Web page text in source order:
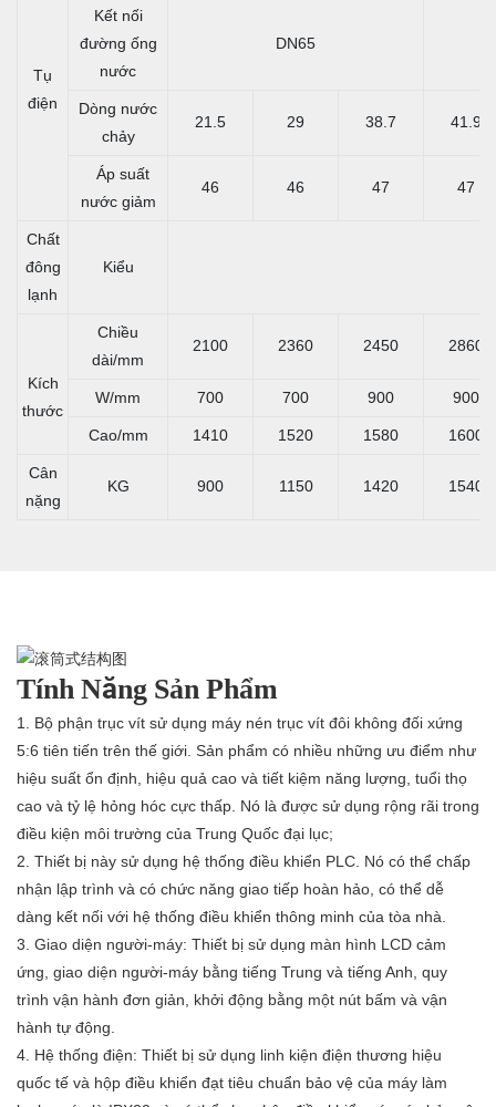
Tụ
điện
Kết nối
đường ống
nước
DN65
Dòng nước
chảy
21.5 29 38.7 41.9
Áp suất
nước giảm
46 46 47 47
Chất
đông
lạnh
Kiểu
Kích
thước
Chiều
dài/mm
2100 2360 2450 2860
W/mm 700 700 900 900
Cao/mm 1410 1520 1580 1600
Cân
nặng
KG 900 1150 1420 1540
Tính Năng Sản Phẩm
1. Bộ phận trục vít sử dụng máy nén trục vít đôi không đối xứng
5:6 tiên tiến trên thế giới. Sản phẩm có nhiều những ưu điểm như
hiệu suất ổn định, hiệu quả cao và tiết kiệm năng lượng, tuổi thọ
cao và tỷ lệ hỏng hóc cực thấp. Nó là được sử dụng rộng rãi trong
điều kiện môi trường của Trung Quốc đại lục;
2. Thiết bị này sử dụng hệ thống điều khiển PLC. Nó có thể chấp
nhận lập trình và có chức năng giao tiếp hoàn hảo, có thể dễ
dàng kết nối với hệ thống điều khiển thông minh của tòa nhà.
3. Giao diện người-máy: Thiết bị sử dụng màn hình LCD cảm
ứng, giao diện người-máy bằng tiếng Trung và tiếng Anh, quy
trình vận hành đơn giản, khởi động bằng một nút bấm và vận
hành tự động.
4. Hệ thống điện: Thiết bị sử dụng linh kiện điện thương hiệu
quốc tế và hộp điều khiển đạt tiêu chuẩn bảo vệ của máy làm